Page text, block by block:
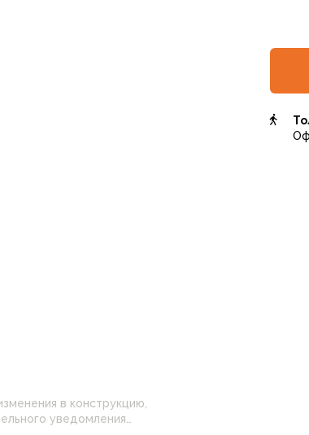
в конструкцию,